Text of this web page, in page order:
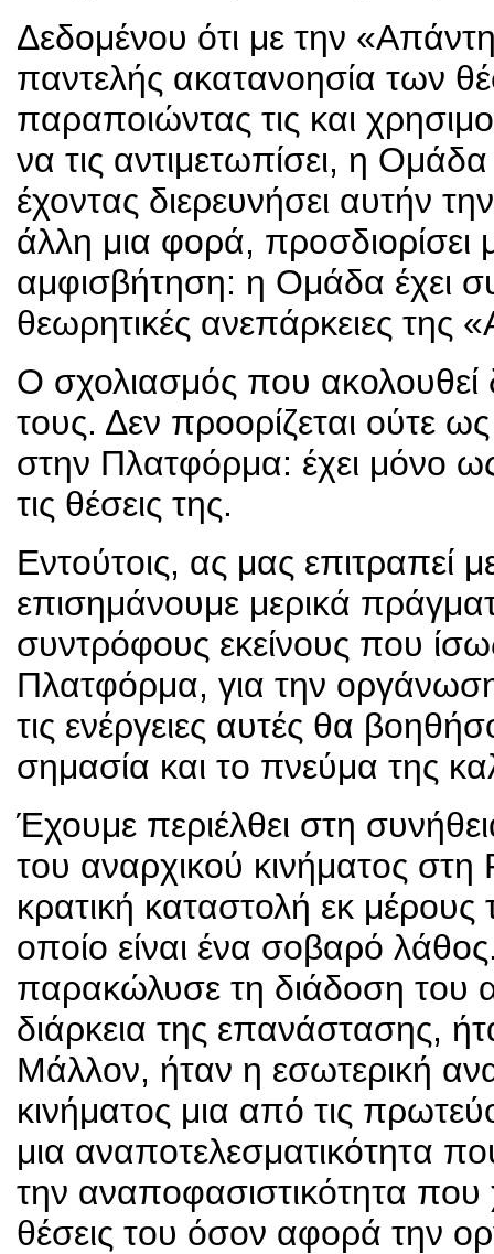
Δεδομένου ότι με την
παντελής ακατανοησία των
παραποιώντας τις και
να τις αντιμετωπίσει, η
έχοντας διερευνήσει αυτήν
άλλη μια φορά, προσδιορίσει
αμφισβήτηση: η Ομάδα έχει
θεωρητικές ανεπάρκειες της
Ο σχολιασμός που ακολουθεί
τους. Δεν προορίζεται ούτε
στην Πλατφόρμα: έχει μόνο
τις θέσεις της.
Εντούτοις, ας μας επιτραπεί
επισημάνουμε μερικά
συντρόφους εκείνους που
Πλατφόρμα, για την
τις ενέργειες αυτές θα
σημασία και το πνεύμα της
Έχουμε περιέλθει στη
του αναρχικού κινήματος
κρατική καταστολή εκ μέρους
οποίο είναι ένα σοβαρό
παρακώλυσε τη διάδοση του
διάρκεια της επανάστασης,
Μάλλον, ήταν η εσωτερική
κινήματος μια από τις
μια αναποτελεσματικότητα
την αναποφασιστικότητα που
θέσεις του όσον αφορά την